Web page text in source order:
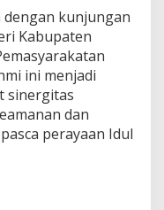
kunjungan
Kabupaten
ini menjadi
sinergitas
dan
perayaan Idul